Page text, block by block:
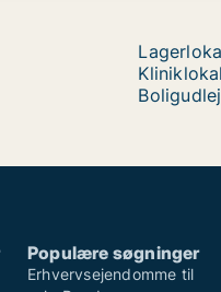
Populære søgninger
Erhvervsejendomme til